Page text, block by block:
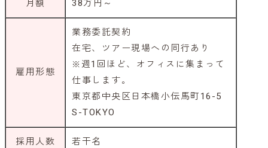
月額 38万円～
雇用形態
業務委託契約
在宅、ツアー現場への同行あり
※週1回ほど、オフィスに集まって
仕事します。
東京都中央区日本橋小伝馬町16-5
S-TOKYO
採用人数 若干名